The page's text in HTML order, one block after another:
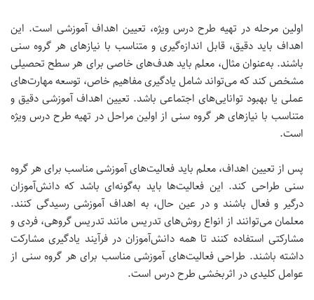
اولین مرحله در تهیه طرح درس ویژه، تعیین اهداف آموزشی است. این
اهداف باید دقیق، قابل اندازه‌گیری و متناسب با نیازهای هر گروه سنی
باشند. به‌عنوان مثال، معلم باید هدف‌های خاصی برای هر سطح تحصیلی
مشخص کند که می‌تواند شامل یادگیری مفاهیم خاص، توسعه مهارت‌های
عملی یا بهبود توانایی‌های اجتماعی باشد. تعیین اهداف آموزشی دقیق و
متناسب با نیازهای هر گروه سنی از اولین مراحل در تهیه طرح درس ویژه
است.
پس از تعیین اهداف، معلم باید فعالیت‌های آموزشی مناسب برای هر گروه
سنی طراحی کند. این فعالیت‌ها باید به‌گونه‌ای باشد که دانش‌آموزان
درگیر و فعال باشند و در عین حال، به اهداف آموزشی رسیدگی کنند.
معلمان می‌توانند از انواع روش‌های تدریس مانند تدریس گروهی، فردی و
مشارکتی استفاده کنند تا همه دانش‌آموزان در فرآیند یادگیری مشارکت
داشته باشند. طراحی فعالیت‌های آموزشی مناسب برای هر گروه سنی از
عوامل کلیدی در اثربخشی طرح درس است.